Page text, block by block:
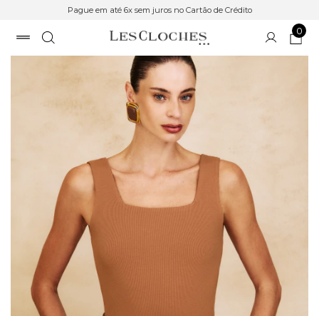
Pague em até 6x sem juros no Cartão de Crédito
0